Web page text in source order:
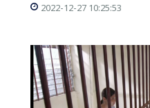
2022-12-27 10:25:53